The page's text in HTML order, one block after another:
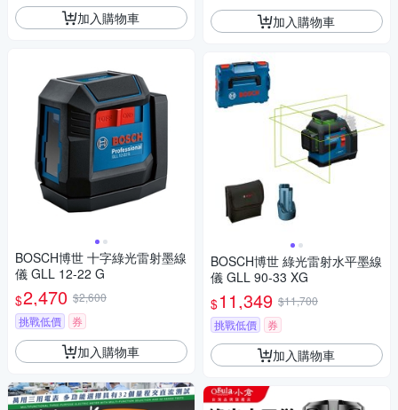
加入購物車
BOSCH博世 十字綠光雷射墨線
儀 GLL 12-22 G
$2,470 $2,600
挑戰低價
券
加入購物車
加入購物車
BOSCH博世 綠光雷射水平墨線
儀 GLL 90-33 XG
$11,349 $11,700
挑戰低價
券
加入購物車